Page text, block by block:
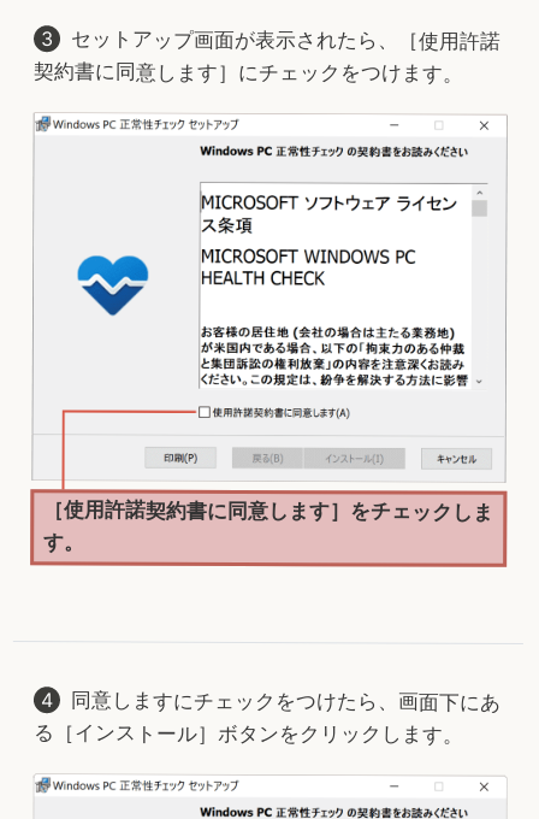
セットアップ画面が表示されたら、［使用許諾
契約書に同意します］にチェックをつけます。
［使用許諾契約書に同意します］をチェックしま
す。
同意しますにチェックをつけたら、画面下にあ
る［インストール］ボタンをクリックします。